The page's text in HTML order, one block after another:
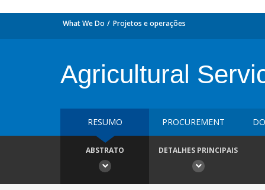
What We Do Projetos e operações
Agricultural
RESUMO PROCUREMENT
ABSTRATO DETALHES PRINCIPAIS